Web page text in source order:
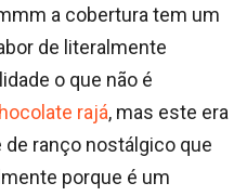
a cobertura tem um
de literalmente
o que não é
rajá, mas este era
ranço nostálgico que
porque é um